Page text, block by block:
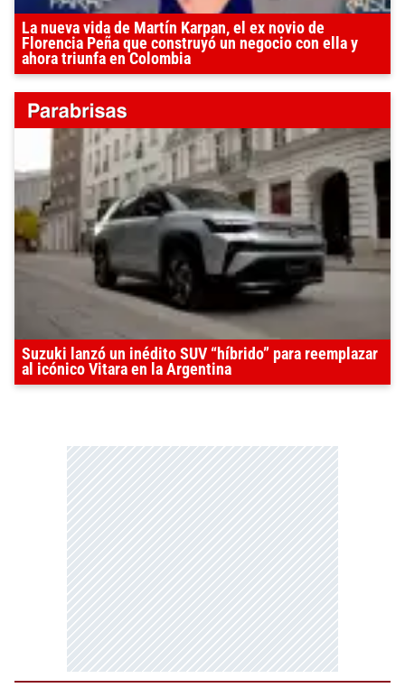
La nueva vida de Martín Karpan, el ex novio de
Florencia Peña que construyó un negocio con ella y
ahora triunfa en Colombia
Suzuki lanzó un inédito SUV “híbrido” para reemplazar
al icónico Vitara en la Argentina